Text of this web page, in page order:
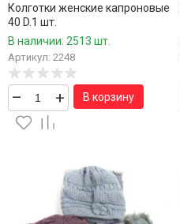
Колготки женские капроновые
40 D.1 шт.
В наличии: 2513 шт.
Артикул: 2248
– + В корзину